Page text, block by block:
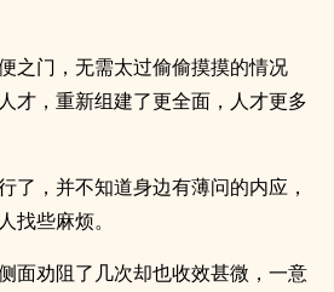
之门，无需太过偷偷摸摸的情况
才，重新组建了更全面，人才更多
了，并不知道身边有薄问的内应，
找些麻烦。
面劝阻了几次却也收效甚微，一意